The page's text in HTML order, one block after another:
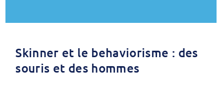
Skinner et le behaviorisme : des
souris et des hommes